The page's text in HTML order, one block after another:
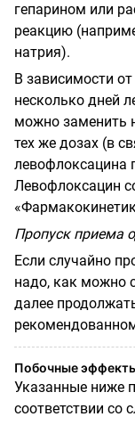
гепарином или
реакцию
натрия).
В зависимости
несколько дней
можно заменить
тех же дозах (в
левофлоксацина
Левофлоксацин
Пропуск приема
Если случайно
надо, как можно
далее
Побочные
Указанные ниже
соответствии